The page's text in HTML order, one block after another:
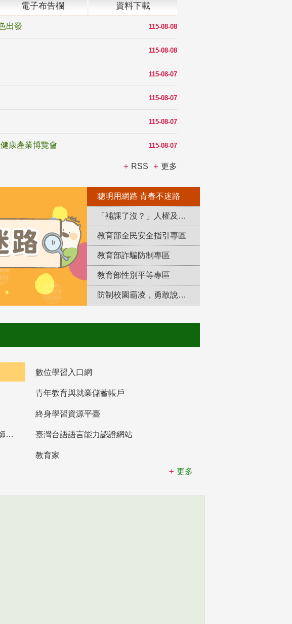
電子布告欄 資料下載
115-08-08
出發
115-08-08
115-08-07
115-08-07
115-08-07
115-08-07
康產業博覽會
RSS 更多
聰明用網路 青春不迷路
「補課了沒？」人權及轉型正義教育專區
教育部全民安全指引專區
教育部詐騙防制專區
教育部性別平等專區
防制校園霸凌，勇敢說出來！
數位學習入口網
青年教育與就業儲蓄帳戶
終身學習資源平臺
教育部高中等以下學校及幼兒園教師資格檢定考試 臺灣台語語言能力認證網站
教育家
更多